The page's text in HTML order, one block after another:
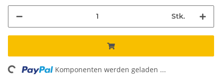
Stk.
Komponenten werden geladen ...